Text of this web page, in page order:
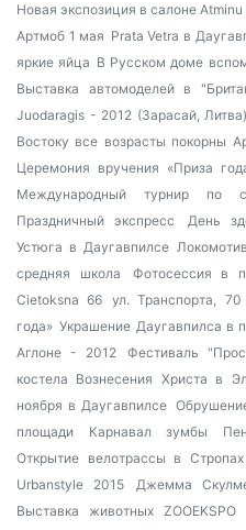
Новая экспозиция в салоне Atminu
Артмоб 1 мая Prata Vetra в
яркие яйца В Русском доме
Выставка автомоделей в
Juodaragis - 2012 (Зарасай, Литва)
Востоку все возрасты покорны
Церемония вручения «Приза
Международный турнир по
Праздничный экспресс
День
Устюга в Даугавпилсе
средняя школа
Фотосессия в
Cietoksna 66
ул. Транспорта, 70
года» Украшение Даугавпилса в
Аглоне - 2012
Фестиваль
костела Вознесения Христа в
ноября в Даугавпилсе
площади
Карнавал зумбы
Открытие велотрассы в Стропах
Urbanstyle 2015
Джемма
Выставка животных ZOOEKSPO